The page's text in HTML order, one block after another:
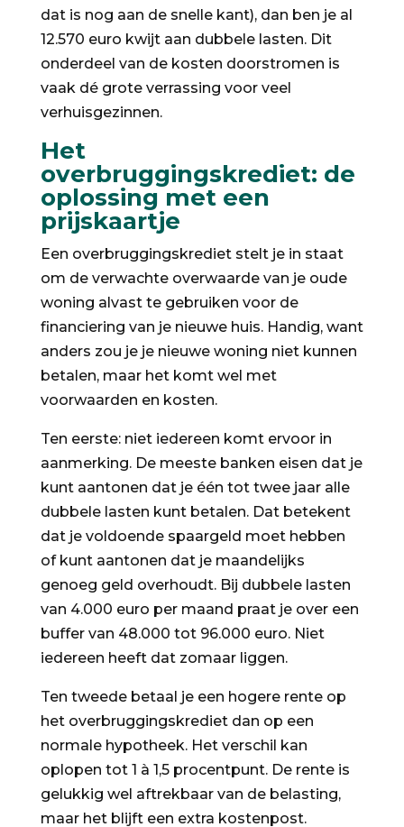
dat is nog aan de snelle kant), dan ben je al
12.570 euro kwijt aan dubbele lasten. Dit
onderdeel van de kosten doorstromen is
vaak dé grote verrassing voor veel
verhuisgezinnen.
Het
overbruggingskrediet: de
oplossing met een
prijskaartje
Een overbruggingskrediet stelt je in staat
om de verwachte overwaarde van je oude
woning alvast te gebruiken voor de
financiering van je nieuwe huis. Handig, want
anders zou je je nieuwe woning niet kunnen
betalen, maar het komt wel met
voorwaarden en kosten.
Ten eerste: niet iedereen komt ervoor in
aanmerking. De meeste banken eisen dat je
kunt aantonen dat je één tot twee jaar alle
dubbele lasten kunt betalen. Dat betekent
dat je voldoende spaargeld moet hebben
of kunt aantonen dat je maandelijks
genoeg geld overhoudt. Bij dubbele lasten
van 4.000 euro per maand praat je over een
buffer van 48.000 tot 96.000 euro. Niet
iedereen heeft dat zomaar liggen.
Ten tweede betaal je een hogere rente op
het overbruggingskrediet dan op een
normale hypotheek. Het verschil kan
oplopen tot 1 à 1,5 procentpunt. De rente is
gelukkig wel aftrekbaar van de belasting,
maar het blijft een extra kostenpost.